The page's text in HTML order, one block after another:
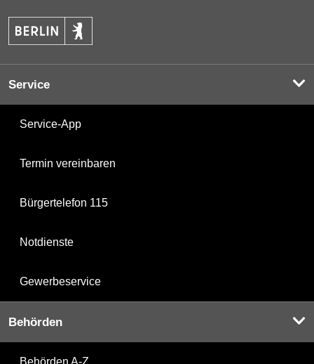
Service
Service-App
Termin vereinbaren
Bürgertelefon 115
Notdienste
Gewerbeservice
Behörden